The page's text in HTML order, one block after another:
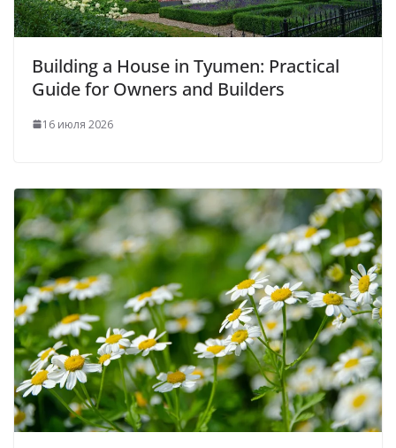
Building a House in Tyumen: Practical
Guide for Owners and Builders
16 июля 2026